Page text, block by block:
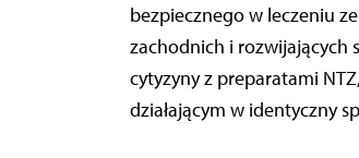
bezpiecznego w leczeniu
zachodnich i rozwijających
cytyzyny z preparatami
działającym w identyczny